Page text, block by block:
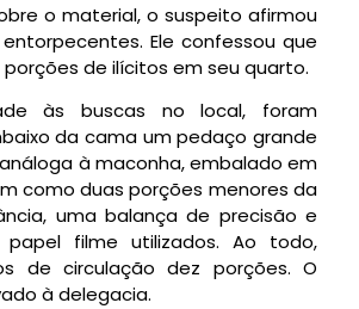
o material, o suspeito afirmou
Ele confessou que
de ilícitos em seu quarto.
às buscas no local, foram
da cama um pedaço grande
à maconha, embalado em
como duas porções menores da
uma balança de precisão e
filme utilizados. Ao todo,
de circulação dez porções. O
à delegacia.